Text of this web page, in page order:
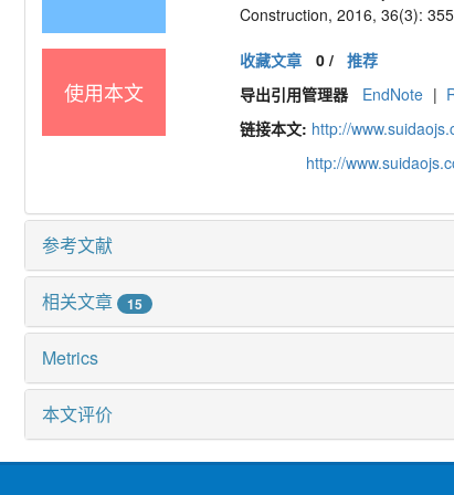
Construction, 2016, 36(3):
使用本文
收藏文章 0/ 推荐
导出引用管理器
EndNote |
链接本文: http://
http://
参考文献
相关文章 15
Metrics
本文评价